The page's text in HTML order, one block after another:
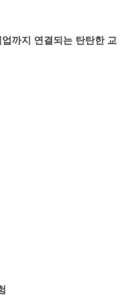
업까지 연결되는 탄탄한 교